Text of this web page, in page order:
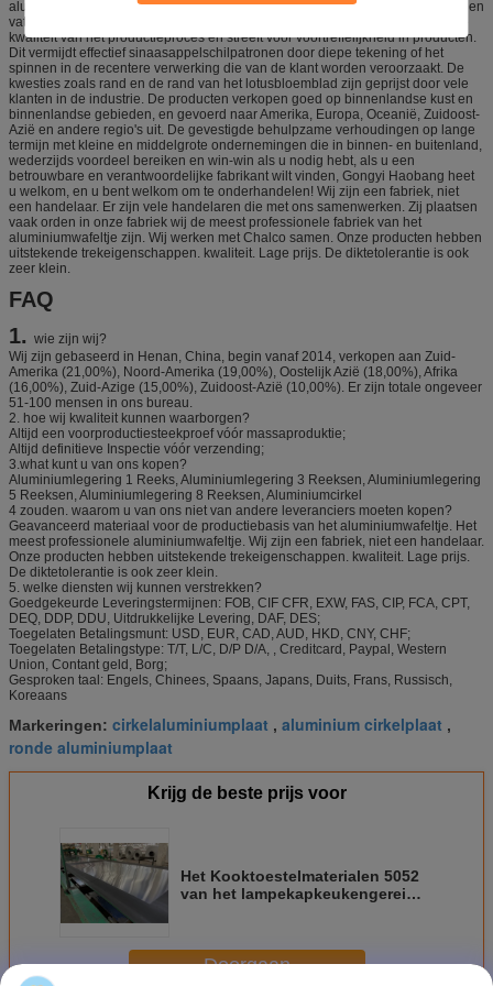
aluminiumwafeltje in Henan-Provincie. Bovendien vereist het bedrijf kwaliteit en
vat actief de afgelopen eindgebruikerervaring samen. Het controleert strikt de
kwaliteit van het productieproces en streeft voor voortreffelijkheid in producten.
Dit vermijdt effectief sinaasappelschilpatronen door diepe tekening of het
spinnen in de recentere verwerking die van de klant worden veroorzaakt. De
kwesties zoals rand en de rand van het lotusbloemblad zijn geprijst door vele
klanten in de industrie. De producten verkopen goed op binnenlandse kust en
binnenlandse gebieden, en gevoerd naar Amerika, Europa, Oceanië, Zuidoost-
Azië en andere regio's uit. De gevestigde behulpzame verhoudingen op lange
termijn met kleine en middelgrote ondernemingen die in binnen- en buitenland,
wederzijds voordeel bereiken en win-win als u nodig hebt, als u een
betrouwbare en verantwoordelijke fabrikant wilt vinden, Gongyi Haobang heet
u welkom, en u bent welkom om te onderhandelen! Wij zijn een fabriek, niet
een handelaar. Er zijn vele handelaren die met ons samenwerken. Zij plaatsen
vaak orden in onze fabriek wij de meest professionele fabriek van het
aluminiumwafeltje zijn. Wij werken met Chalco samen. Onze producten hebben
uitstekende trekeigenschappen. kwaliteit. Lage prijs. De diktetolerantie is ook
zeer klein.
FAQ
1. wie zijn wij?
Wij zijn gebaseerd in Henan, China, begin vanaf 2014, verkopen aan Zuid-
Amerika (21,00%), Noord-Amerika (19,00%), Oostelijk Azië (18,00%), Afrika
(16,00%), Zuid-Azige (15,00%), Zuidoost-Azië (10,00%). Er zijn totale ongeveer
51-100 mensen in ons bureau.
2. hoe wij kwaliteit kunnen waarborgen?
Altijd een voorproductiesteekproef vóór massaproduktie;
Altijd definitieve Inspectie vóór verzending;
3.what kunt u van ons kopen?
Aluminiumlegering 1 Reeks, Aluminiumlegering 3 Reeksen, Aluminiumlegering
5 Reeksen, Aluminiumlegering 8 Reeksen, Aluminiumcirkel
4 zouden. waarom u van ons niet van andere leveranciers moeten kopen?
Geavanceerd materiaal voor de productiebasis van het aluminiumwafeltje. Het
meest professionele aluminiumwafeltje. Wij zijn een fabriek, niet een handelaar.
Onze producten hebben uitstekende trekeigenschappen. kwaliteit. Lage prijs.
De diktetolerantie is ook zeer klein.
5. welke diensten wij kunnen verstrekken?
Goedgekeurde Leveringstermijnen: FOB, CIF CFR, EXW, FAS, CIP, FCA, CPT,
DEQ, DDP, DDU, Uitdrukkelijke Levering, DAF, DES;
Toegelaten Betalingsmunt: USD, EUR, CAD, AUD, HKD, CNY, CHF;
Toegelaten Betalingstype: T/T, L/C, D/P D/A, , Creditcard, Paypal, Western
Union, Contant geld, Borg;
Gesproken taal: Engels, Chinees, Spaans, Japans, Duits, Frans, Russisch,
Koreaans
Markeringen: cirkelaluminiumplaat , aluminium cirkelplaat ,
ronde aluminiumplaat
Krijg de beste prijs voor
Het Kooktoestelmaterialen 5052
van het lampekapkeukengerei
Doorgaan